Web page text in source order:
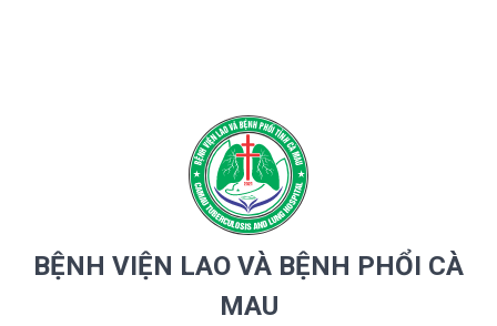
BỆNH VIỆN LAO VÀ BỆNH PHỔI CÀ
MAU